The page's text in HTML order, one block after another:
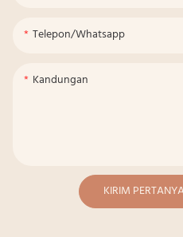
Telepon/whatsapp
Kandungan
KIRIM